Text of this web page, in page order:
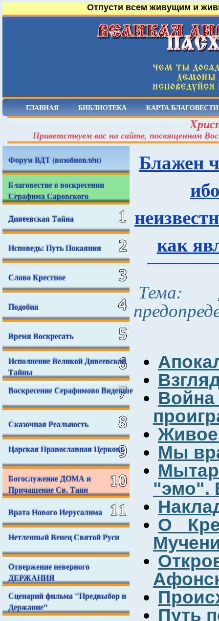
Отпусти всем живущим и
ГЛАВНАЯ БИБЛИОТЕКА КАРТА
Приветствуем вас на сайте, посвященном
Форум ВДТ (возобновлён)
Благовестие о воскресении
Серафима Саровского
Дивеевская Тайна
Исповедь: Путь Покаяния
Слово Крестное
Подобия
Время Воскресать
Исполнение Великой Дивеевской
Тайны
Воскресение Серафимово Видевше
Сказочная Реальность
Царская Православная Церковь
Богослужение ДОМА и
Причащение Св. Таин
Врата Нового Иерусалима
Нетленный Венец Святой Руси
Отвержение неверного
ДЕРЖАНИЯ
Сценарий фильма "Предвыбор и
Держание"
Блажен
как
Тема:
Мы
"эмо".
О
Путь